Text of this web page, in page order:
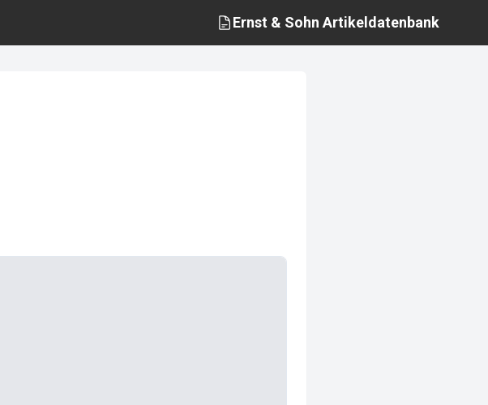
Ernst & Sohn Artikeldatenbank